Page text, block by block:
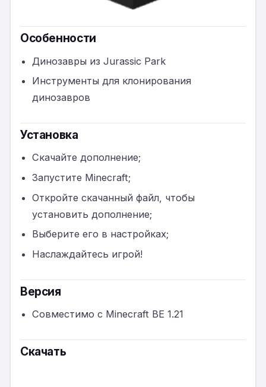
Особенности
Динозавры из Jurassic Park
Инструменты для клонирования
динозавров
Установка
Скачайте дополнение;
Запустите Minecraft;
Откройте скачанный файл, чтобы
установить дополнение;
Выберите его в настройках;
Наслаждайтесь игрой!
Версия
Совместимо с Minecraft BE 1.21
Скачать